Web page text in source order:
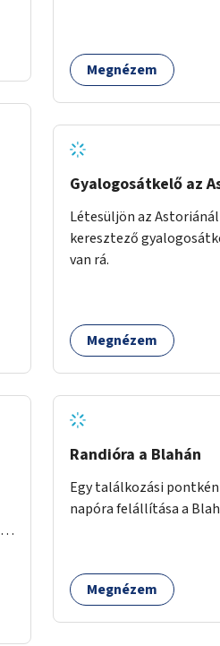
Megnézem
Gyalogosátkelő az
Létesüljön az
keresztező
van rá.
Megnézem
Randióra a Blahán
Egy találkozási
napóra felállítása a
Megnézem